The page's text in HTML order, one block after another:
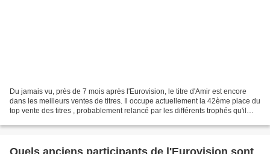
Du jamais vu, près de 7 mois après l'Eurovision, le titre d'Amir est encore
dans les meilleurs ventes de titres. Il occupe actuellement la 42ème place du
top vente des titres , probablement relancé par les différents trophés qu'il